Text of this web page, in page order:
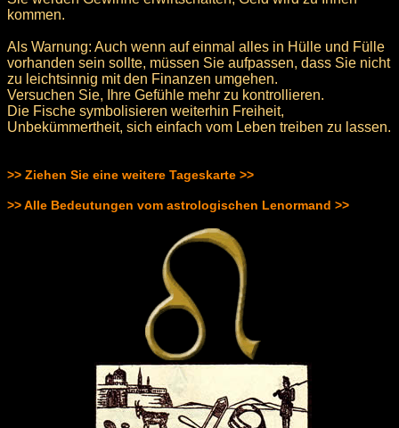
kommen.
Als Warnung: Auch wenn auf einmal alles in Hülle und Fülle
vorhanden sein sollte, müssen Sie aufpassen, dass Sie nicht
zu leichtsinnig mit den Finanzen umgehen.
Versuchen Sie, Ihre Gefühle mehr zu kontrollieren.
Die Fische symbolisieren weiterhin Freiheit,
Unbekümmertheit, sich einfach vom Leben treiben zu lassen.
>> Ziehen Sie eine weitere Tageskarte >>
>> Alle Bedeutungen vom astrologischen Lenormand >>